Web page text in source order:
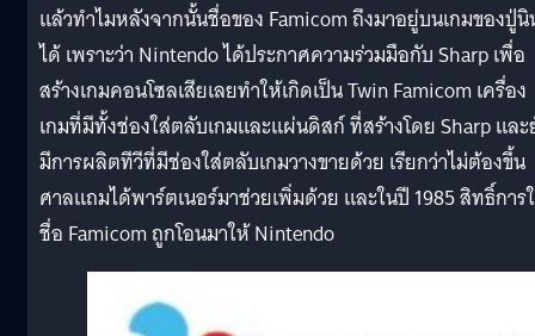
แล้วทำไมหลังจากนั้นชื่อของ Famicom ถึงมาอยู่บนเกมของปู่
ได้ เพราะว่า Nintendo ได้ประกาศความร่วมมือกับ Sharp เพื่อ
สร้างเกมคอนโซลเสียเลยทำให้เกิดเป็น Twin Famicom เครื่อง
เกมที่มีทั้งช่องใส่ตลับเกมและแผ่นดิสก์ ที่สร้างโดย Sharp และ
มีการผลิตทีวีที่มีช่องใส่ตลับเกมวางขายด้วย เรียกว่าไม่ต้องขึ้น
ศาลแถมได้พาร์ตเนอร์มาช่วยเพิ่มด้วย และในปี 1985 สิทธิ์การ
ชื่อ Famicom ถูกโอนมาให้ Nintendo